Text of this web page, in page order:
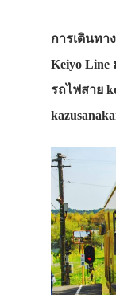
การเดินทาง
Keiyo
รถไฟสาย